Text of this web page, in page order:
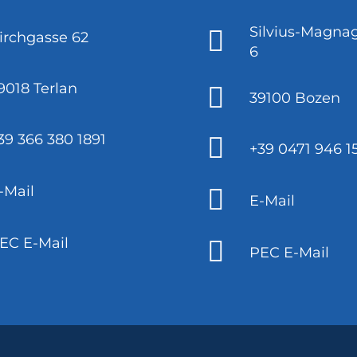
62
Terlan
366 380 1891
Mail
E-Mail
Silvius-
6
39100 Bozen
+39 0471 946
E-Mail
PEC E-Mail